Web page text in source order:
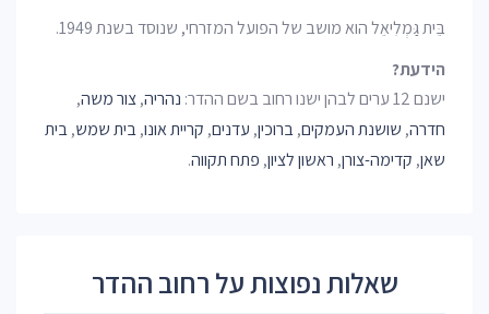
בֵּית גַּמְלִיאֵל הוא מושב של הפועל המזרחי, שנוסד בשנת 1949.
הידעת?
ישנם 12 ערים לבהן ישנו רחוב בשם ההדר:
נהריה,צור משה,
חדרה, שושנת העמקים,ברוכין, עדנים, קריית אונו,בית שמש,בית
שאן, קדימה-צורן, ראשון לציון, פתח תקווה.
שאלות נפוצות על רחוב ההדר